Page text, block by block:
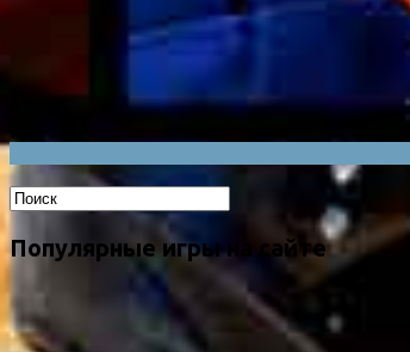
Популярные игры на сайте